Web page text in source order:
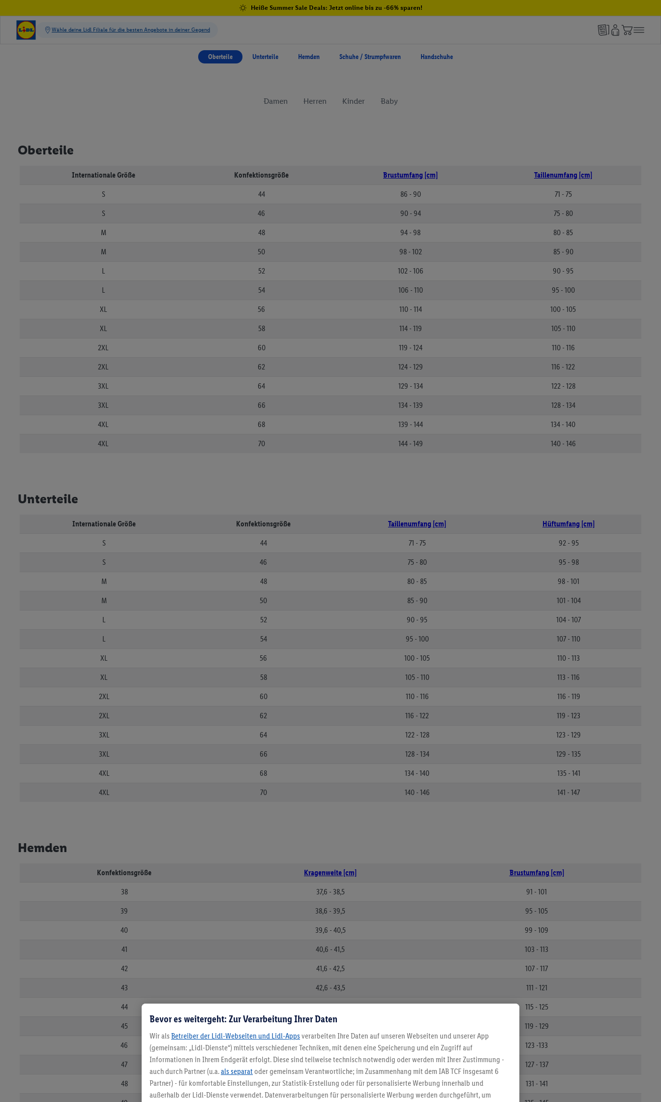
Heiße Summer Sale Deals: Jetzt online bis zu -66% sparen!
Oberteile Unterteile Hemden Schuhe / Strumpfwaren Handschuhe
Damen Herren Kinder Baby
Oberteile
Internationale Größe Konfektionsgröße Brustumfang [cm] Taillenumfang [cm]
S 44 86 - 90 71 - 75
S 46 90 - 94 75 - 80
M 48 94 - 98 80 - 85
M 50 98 - 102 85 - 90
L 52 102 - 106 90 - 95
L 54 106 - 110 95 - 100
XL 56 110 - 114 100 - 105
XL 58 114 - 119 105 - 110
2XL 60 119 - 124 110 - 116
2XL 62 124 - 129 116 - 122
3XL 64 129 - 134 122 - 128
3XL 66 134 - 139 128 - 134
4XL 68 139 - 144 134 - 140
4XL 70 144 - 149 140 - 146
Unterteile
Internationale Größe Konfektionsgröße Taillenumfang [cm] Hüftumfang [cm]
S 44 71 - 75 92 - 95
S 46 75 - 80 95 - 98
M 48 80 - 85 98 - 101
M 50 85 - 90 101 - 104
L 52 90 - 95 104 - 107
L 54 95 - 100 107 - 110
XL 56 100 - 105 110 - 113
XL 58 105 - 110 113 - 116
2XL 60 110 - 116 116 - 119
2XL 62 116 - 122 119 - 123
3XL 64 122 - 128 123 - 129
3XL 66 128 - 134 129 - 135
4XL 68 134 - 140 135 - 141
4XL 70 140 - 146 141 - 147
Hemden
Konfektionsgröße Kragenweite [cm] Brustumfang [cm]
38 37,6 - 38,5 91 - 101
39 38,6 - 39,5 95 - 105
40 39,6 - 40,5 99 - 109
41 40,6 - 41,5 103 - 113
42 41,6 - 42,5 107 - 117
43 42,6 - 43,5 111 - 121
44 43,6 - 44,5 115 - 125
45 119 - 129
46 45,6 - 46,5 123 -133
47 46,6 - 47,5 127 - 137
48 47,6 - 48,5 131 - 141
Bevor es weitergeht: Zur Verarbeitung Ihrer Daten
Wir als Betreiber der Lidl-Webseiten und Lidl-Apps verarbeiten Ihre Daten auf unseren Webseiten und unserer App
(gemeinsam: „Lidl-Dienste“) mittels verschiedener Techniken, mit denen eine Speicherung und ein Zugriff auf
Informationen in Ihrem Endgerät erfolgt. Diese sind teilweise technisch notwendig oder werden mit Ihrer Zustimmung -
auch durch Partner (u.a.als separat oder gemeinsam Verantwortliche; im Zusammenhang mit dem IAB TCF insgesamt 6
Partner) - für komfortable Einstellungen, zur Statistik-Erstellung oder für personalisierte Werbung innerhalb und
außerhalb der Lidl-Dienste verwendet. Datenverarbeitungen für personalisierte Werbung werden durchgeführt, um